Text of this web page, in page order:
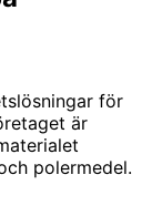
för
är
polermedel.